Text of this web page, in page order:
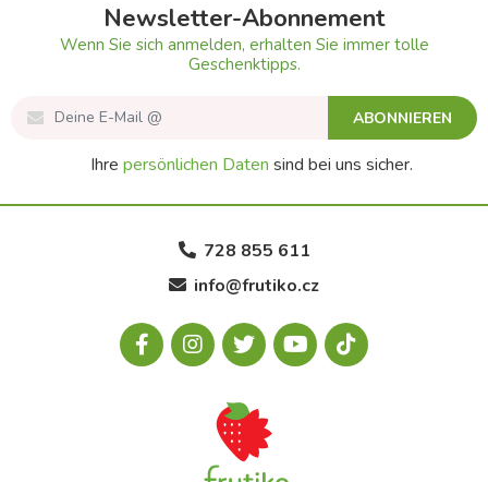
Newsletter-Abonnement
Wenn Sie sich anmelden, erhalten Sie immer tolle
Geschenktipps.
ABONNIEREN
Ihre persönlichen Daten sind bei uns sicher.
728 855 611
info@frutiko.cz